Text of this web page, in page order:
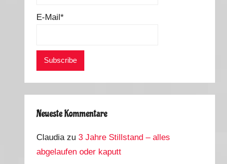
E-Mail*
Neueste Kommentare
Claudiazu3 Jahre Stillstand – alles
abgelaufen oder kaputt